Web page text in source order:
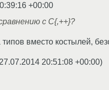
+00:00
с C{,++}?
вместо костылей,
20:51:08 +00:00)